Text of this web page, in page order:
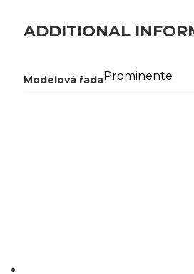
ADDITIONAL
Modelová řadaProminente